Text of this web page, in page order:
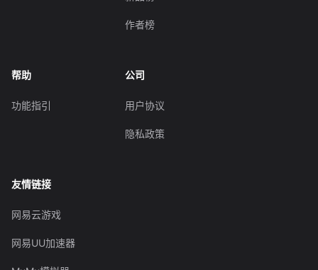
作者榜
帮助
功能指引
公司
用户协议
隐私政策
友情链接
网易云游戏
网易UU加速器